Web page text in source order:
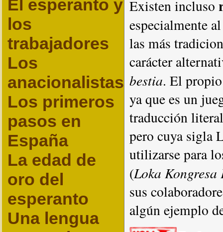
El esperanto y
los
trabajadores
Los
anacionalistas
Los primeros
pasos en
España
La edad de
oro del
esperanto
Una lengua
Existen incluso
especialmente
las más
carácter
bestia. El
ya que es un
traducción
pero cuya sigla
utilizarse para
(Loka
sus
algún ejemplo